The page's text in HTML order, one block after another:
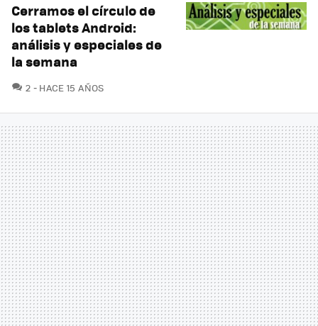
Cerramos el círculo de
los tablets Android:
análisis y especiales de
la semana
2 COMENTARIOS
HACE 15 AÑOS